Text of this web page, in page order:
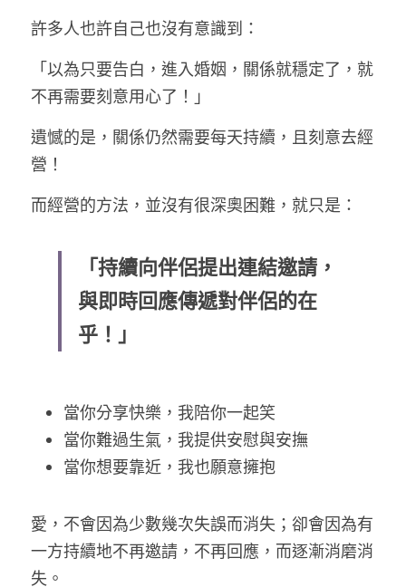
許多人也許自己也沒有意識到：
「以為只要告白，進入婚姻，關係就穩定了，就
不再需要刻意用心了！」
遺憾的是，關係仍然需要每天持續，且刻意去經
營！
而經營的方法，並沒有很深奧困難，就只是：
「持續向伴侶提出連結邀請，
與即時回應傳遞對伴侶的在
乎！」
當你分享快樂，我陪你一起笑
當你難過生氣，我提供安慰與安撫
當你想要靠近，我也願意擁抱
愛，不會因為少數幾次失誤而消失；卻會因為有
一方持續地不再邀請，不再回應，而逐漸消磨消
失。